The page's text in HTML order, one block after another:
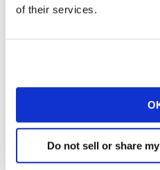
of their services.
Do not sell or share
em contribuição de
contribuição dos canais de
destaque para barraca de
Consumo de bebidas